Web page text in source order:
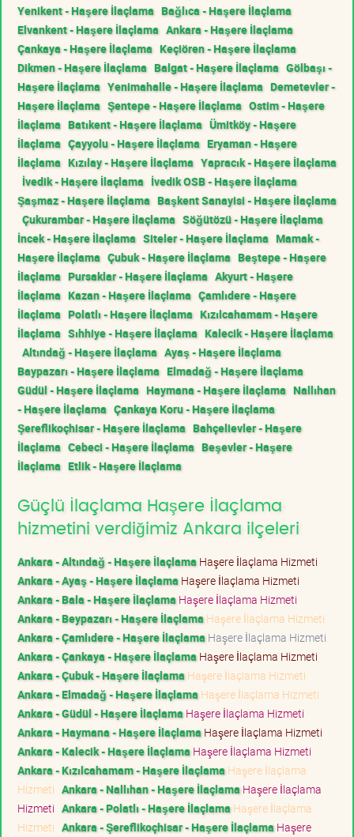
Yenikent - Haşere İlaçlama Bağlıca - Haşere İlaçlama
Elvankent - Haşere İlaçlama Ankara - Haşere İlaçlama
Çankaya - Haşere İlaçlama Keçiören - Haşere İlaçlama
Dikmen - Haşere İlaçlama Balgat - Haşere İlaçlama Gölbaşı -
Haşere İlaçlama Yenimahalle - Haşere İlaçlama Demetevler -
Haşere İlaçlama Şentepe - Haşere İlaçlama Ostim - Haşere
İlaçlama Batıkent - Haşere İlaçlama Ümitköy - Haşere
İlaçlama Çayyolu - Haşere İlaçlama Eryaman - Haşere
İlaçlama Kızılay - Haşere İlaçlama Yapracık - Haşere İlaçlama
İvedik - Haşere İlaçlama İvedik OSB - Haşere İlaçlama
Şaşmaz - Haşere İlaçlama Başkent Sanayisi - Haşere İlaçlama
Çukurambar - Haşere İlaçlama Söğütözü - Haşere İlaçlama
İncek - Haşere İlaçlama Siteler - Haşere İlaçlama Mamak -
Haşere İlaçlama Çubuk - Haşere İlaçlama Beştepe - Haşere
İlaçlama Pursaklar - Haşere İlaçlama Akyurt - Haşere
İlaçlama Kazan - Haşere İlaçlama Çamlıdere - Haşere
İlaçlama Polatlı - Haşere İlaçlama Kızılcahamam - Haşere
İlaçlama Sıhhiye - Haşere İlaçlama Kalecik - Haşere İlaçlama
Altındağ - Haşere İlaçlama Ayaş - Haşere İlaçlama
Baypazarı - Haşere İlaçlama Elmadağ - Haşere İlaçlama
Güdül - Haşere İlaçlama Haymana - Haşere İlaçlama Nallıhan
- Haşere İlaçlama Çankaya Koru - Haşere İlaçlama
Şereflikoçhisar - Haşere İlaçlama Bahçelievler - Haşere
İlaçlama Cebeci - Haşere İlaçlama Beşevler - Haşere
İlaçlama Etlik - Haşere İlaçlama
Güçlü İlaçlama Haşere İlaçlama
hizmetini verdiğimiz Ankara ilçeleri
Ankara - Altındağ - Haşere İlaçlama Haşere İlaçlama Hizmeti
Ankara - Ayaş - Haşere İlaçlama Haşere İlaçlama Hizmeti
Ankara - Bala - Haşere İlaçlama Haşere İlaçlama Hizmeti
Ankara - Beypazarı - Haşere İlaçlama Haşere İlaçlama Hizmeti
Ankara - Çamlıdere - Haşere İlaçlama Haşere İlaçlama Hizmeti
Ankara - Çankaya - Haşere İlaçlama Haşere İlaçlama Hizmeti
Ankara - Çubuk - Haşere İlaçlama Haşere İlaçlama Hizmeti
Ankara - Elmadağ - Haşere İlaçlama Haşere İlaçlama Hizmeti
Ankara - Güdül - Haşere İlaçlama Haşere İlaçlama Hizmeti
Ankara - Haymana - Haşere İlaçlama Haşere İlaçlama Hizmeti
Ankara - Kalecik - Haşere İlaçlama Haşere İlaçlama Hizmeti
Ankara - Kızılcahamam - Haşere İlaçlama Haşere İlaçlama
Hizmeti Ankara - Nallıhan - Haşere İlaçlama Haşere İlaçlama
Hizmeti Ankara - Polatlı - Haşere İlaçlama Haşere İlaçlama
Hizmeti Ankara - Şereflikoçhisar - Haşere İlaçlama Haşere